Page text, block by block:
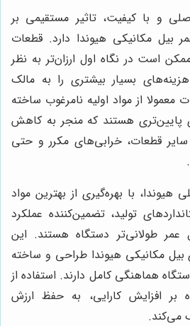
و با کیفیت، تاثیر مستقیمی بر
بیل مکانیکی هیوندا دارد. قطعات
است در نگاه اول ارزان‌تر به نظر
بسیار بیشتری را به مالک
از مواد اولیه نامرغوب ساخته
پایین‌تری هستند که منجر به کاهش
سایر قطعات، خرابی‌های مکرر و حتی
هیوندا، با بهره‌گیری از بهترین مواد
تولید، تضمین‌کننده عملکرد
عمر طولانی‌تر دستگاه هستند. این
مکانیکی هیوندا طراحی و ساخته
هماهنگی کامل دارند. استفاده از
بر افزایش کارایی، به حفظ ارزش
می‌کند.